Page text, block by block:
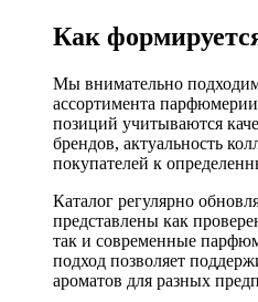
Как
Мы внимательно
ассортимента
позиций учитываются
брендов, актуальность
покупателей к
Каталог регулярно
представлены как
так и современные
подход позволяет
ароматов для разных